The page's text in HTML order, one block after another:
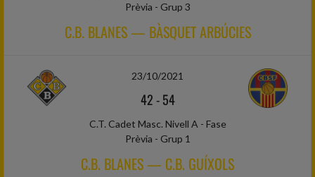
Prèvia - Grup 3
C.B. BLANES — BÀSQUET ARBÚCIES
23/10/2021
42-54
C.T. Cadet Masc. Nivell A - Fase
Prèvia - Grup 1
C.B. BLANES — C.B. GUÍXOLS